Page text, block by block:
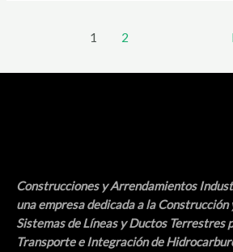
entradas
1 2
Construcciones y Arrendamientos
una empresa dedicada a la
Sistemas de Líneas y Ductos Terrestres
Transporte e Integración de